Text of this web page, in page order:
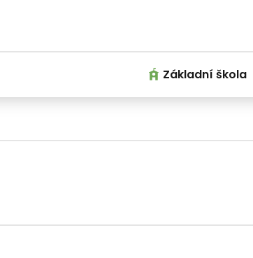
Základní škola